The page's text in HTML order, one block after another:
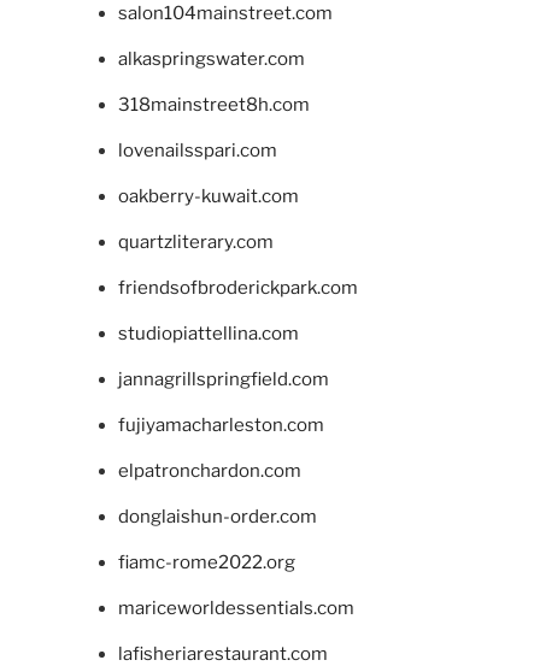
salon104mainstreet.com
alkaspringswater.com
318mainstreet8h.com
lovenailsspari.com
oakberry-kuwait.com
quartzliterary.com
friendsofbroderickpark.com
studiopiattellina.com
jannagrillspringfield.com
fujiyamacharleston.com
elpatronchardon.com
donglaishun-order.com
fiamc-rome2022.org
mariceworldessentials.com
lafisheriarestaurant.com